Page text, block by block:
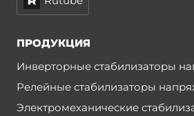
ПРОДУКЦИЯ
Инверторные стабилизаторы
Релейные стабилизаторы
Электромеханические